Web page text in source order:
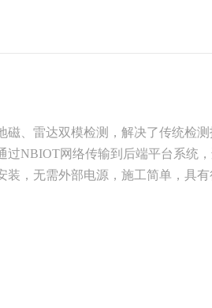
磁、雷达双模检测，解决了传统检
过NBIOT网络传输到后端平台系统
装，无需外部电源，施工简单，具